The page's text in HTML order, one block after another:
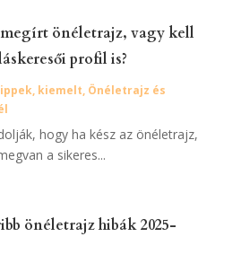
önéletrajz, vagy kell
profil is?
, kiemelt, Önéletrajz és
hogy ha kész az önéletrajz,
a sikeres...
önéletrajz hibák 2025-